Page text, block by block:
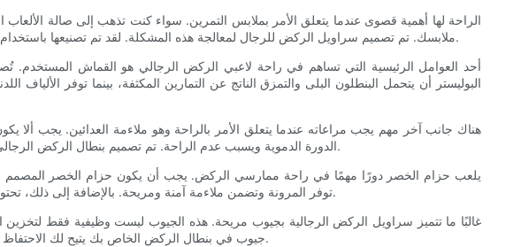
الراحة لها أهمية قصوى عندما يتعلق الأمر بملابس التمرين. سواء كنت تذهب إلى صالة
ملابسك. تم تصميم سراويل الركض للرجال لمعالجة هذه المشكلة. لقد تم تصنيعها باستخدام مواد عالية الجودة توفر التمدد والتهوية، مما يسمح بنطاق كامل من الحركة ويوفر تهوية واسعة للحفاظ على انتعاشك وجفافك.
أحد العوامل الرئيسية التي تساهم في راحة لاعبي الركض الرجالي هو القماش المستخدم.
البوليستر أن يتحمل البنطلون البلى والتمزق الناتج عن التمارين المكثفة، بينما توفر الألياف
هناك جانب آخر مهم يجب مراعاته عندما يتعلق الأمر بالراحة وهو ملاءمة العدائين. يجب
الدورة الدموية ويسبب عدم الراحة. تم تصميم بنطال الركض الرجالي بقصة مدببة توفر التوازن بين الشعور بالاسترخاء والمظهر الانسيابي. يسمح هذا المقاس بسهولة الحركة دون التضحية بالأناقة.
يلعب حزام الخصر دورًا مهمًا في راحة ممارسي الركض. يجب أن يكون حزام الخصر المصمم جيدًا
توفر المرونة وتضمن ملاءمة آمنة ومريحة. بالإضافة إلى ذلك، تحتوي بعض بناطيل الركض على حزام خصر داخلي مصقول، مما يضيف مستوى إضافيًا من الراحة عن طريق منع الاحتكاك والتهيج.
غالبًا ما تتميز سراويل الركض الرجالية بجيوب مريحة. هذه الجيوب ليست وظيفية فقط لتخزين
جيوب في بنطال الركض الخاص بك يتيح لك الاحتفاظ بممتلكاتك في متناول اليد دون الحاجة إلى ملحقات إضافية. ابحث عن بنطال رياضي بجيوب عميقة وآمنة لا تتداخل مع حركاتك.